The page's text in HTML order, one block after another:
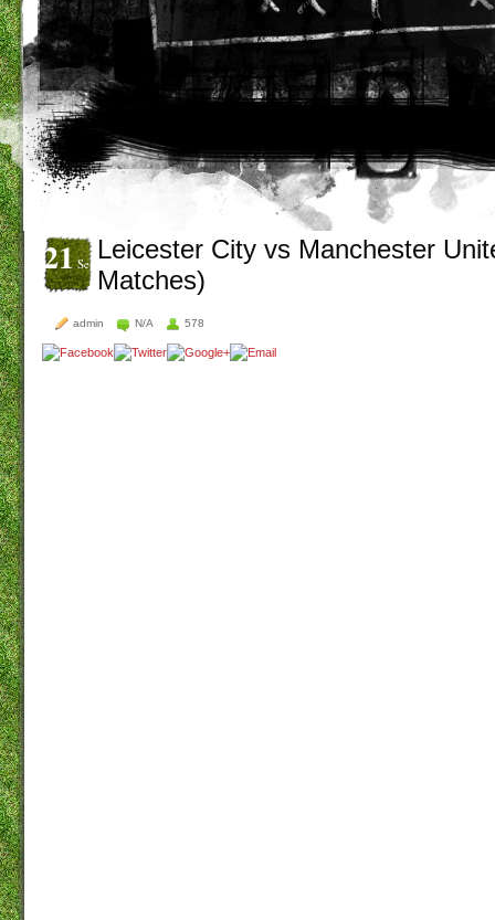
21Set Leicester City vs Manchester
Matches)
admin N/A 578